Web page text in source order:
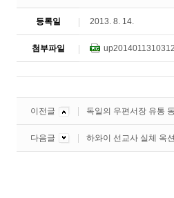
등록일 2013. 8. 14.
첨부파일
이전글 독일의 우편서장 유통
다음글 하와이 선교사 실체 옥